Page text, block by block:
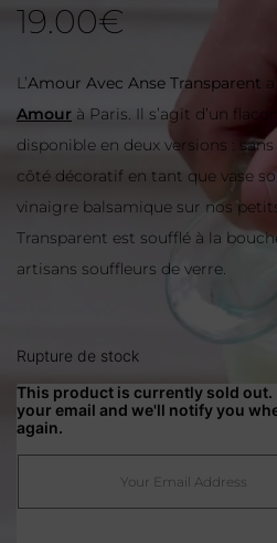
19.00€
L’Amour Avec Anse Transparent
Amour à Paris. Il s’agit d’un
disponible en deux versions :
côté décoratif en tant que vase
vinaigre balsamique sur nos
Transparent est soufflé à la
artisans souffleurs de verre.
Rupture de stock
This product is currently sold out.
your email and we'll notify you
again.